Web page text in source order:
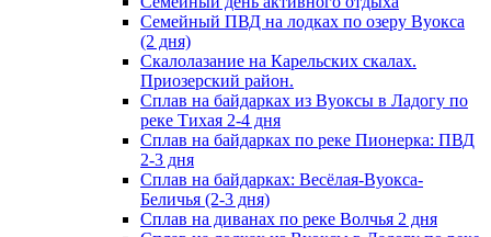
Семейный ПВД на лодках по озеру Вуокса
(2 дня)
Скалолазание на Карельских скалах.
Приозерский район.
Сплав на байдарках из Вуоксы в Ладогу по
реке Тихая 2-4 дня
Сплав на байдарках по реке Пионерка: ПВД
2-3 дня
Сплав на байдарках: Весёлая-Вуокса-
Беличья (2-3 дня)
Сплав на диванах по реке Волчья 2 дня